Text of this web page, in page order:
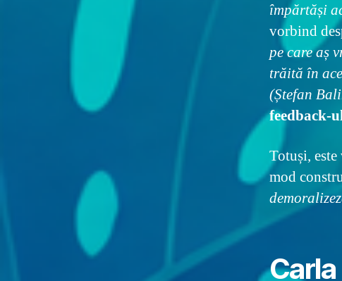
împărtăși
vorbind
pe care aș
trăită în
(Ștefan
feedback-
Totuși,
mod